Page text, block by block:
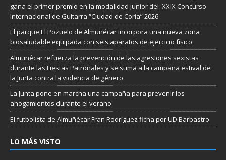
gana el primer premio en la modalidad junior del XXIX Concurso
Internacional de Guitarra “Ciudad de Coria” 2026
El parque El Pozuelo de Almuñécar incorpora una nueva zona
biosaludable equipada con seis aparatos de ejercicio físico
Almuñécar refuerza la prevención de las agresiones sexistas
durante las Fiestas Patronales y se suma a la campaña estival de
la Junta contra la violencia de género
La Junta pone en marcha una campaña para prevenir los
ahogamientos durante el verano
El futbolista de Almuñécar Fran Rodríguez ficha por UD Barbastro
LO MÁS VISTO